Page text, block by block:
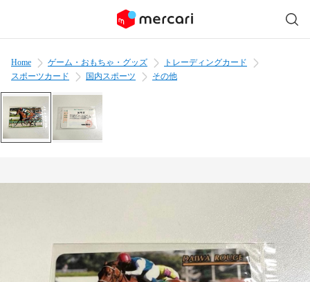
Home ゲーム・おもちゃ・グッズ
トレーディングカード
スポーツカード
国内スポーツ その他